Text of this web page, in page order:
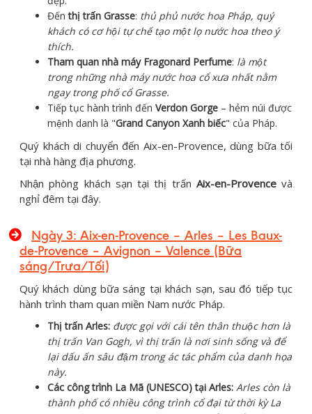
Đếnthị trấn Grasse: thủ phủ nước hoa Pháp, quý
khách có cơ hội tự chế tạo một lọ nước hoa theo ý
thích.
Tham quan nhà máy Fragonard Perfume: là một
trong những nhà máy nước hoa cổ xưa nhất nằm
ngay trong phố cổ Grasse.
Tiếp tục hành trình đến Verdon Gorge – hẻm núi được
mệnh danh là "Grand Canyon Xanh biếc" của Pháp.
Quý khách di chuyển đến Aix-en-Provence, dùng bữa tối
tại nhà hàng địa phương.
Nhận phòng khách sạn tại thị trấn Aix-en-Provence và
nghỉ đêm tại đây.
Ngày 3: Aix-en-Provence – Arles – Les Baux-
de-Provence – Avignon – Valence (Bữa
sáng/Trưa/Tối)
Quý khách dùng bữa sáng tại khách sạn, sau đó tiếp tục
hành trình tham quan miền Nam nước Pháp.
Thị trấn Arles: được gọi với cái tên thân thuộc hơn là
thị trấn Van Gogh, vì thị trấn là nơi sinh sống và để
lại dấu ấn sâu đậm trong ác tác phẩm của danh họa
này.
Các công trình La Mã (UNESCO) tại Arles: Arles còn là
thành phố có nhiều công trình cổ đại từ thời kỳ La